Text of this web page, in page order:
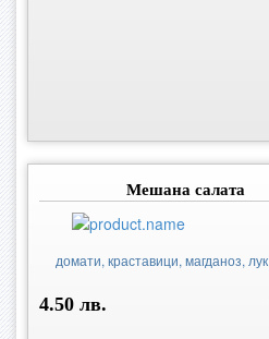
Мешана салата
домати, краставици, магданоз, лук
4.50 лв.